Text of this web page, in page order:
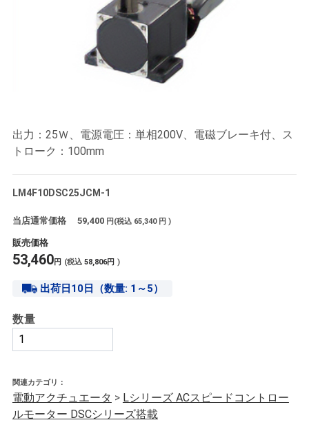
出力：25Ｗ、電源電圧：単相200V、電磁ブレーキ付、ス
トローク：100mm
LM4F10DSC25JCM-1
当店通常価格 59,400 円(税込 65,340 円 )
販売価格
53,460円 (税込 58,806円 )
出荷日10日（数量: 1～5）
数量
関連カテゴリ：
電動アクチュエータ > Lシリーズ ACスピードコントロー
ルモーター DSCシリーズ搭載